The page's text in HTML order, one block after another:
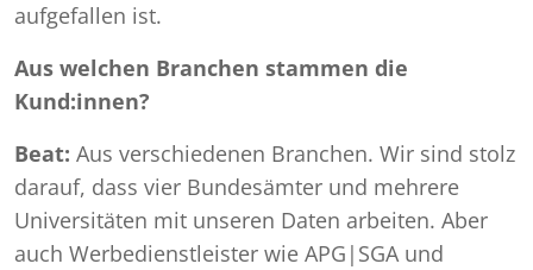
aufgefallen ist.
Aus welchen Branchen stammen die
Kund:innen?
Beat: Aus verschiedenen Branchen. Wir sind stolz
darauf, dass vier Bundesämter und mehrere
Universitäten mit unseren Daten arbeiten. Aber
auch Werbedienstleister wie APG|SGA und